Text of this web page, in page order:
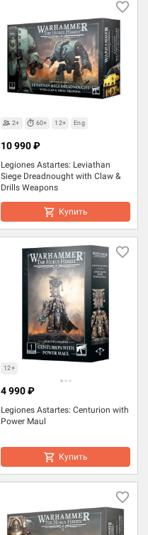
2+ 60+ 12+ Eng
Legiones Astartes: Leviathan
Siege Dreadnought with Claw &
Drills Weapons
10 990 ₽
Купить
12+
Legiones Astartes: Centurion with
Power Maul
4 990 ₽
Купить